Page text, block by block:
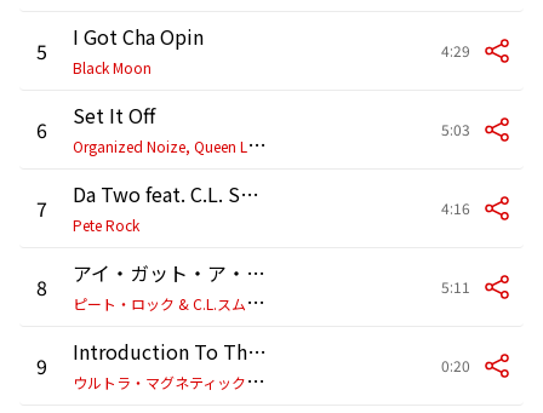
5 I Got Cha Opin
Black Moon
4:29
6
Set It Off
O
rganized Noize, Queen Latifah
5:03
7 Da Two feat. C.L. Smooth
Pete Rock
4:16
8
アイ・ガット・ア・ラヴ
ピ
ート・ロック & C.L.スムース
5:11
9
Introduction To The Funk
ウ
ルトラ・マグネティック・MC’S
0:20